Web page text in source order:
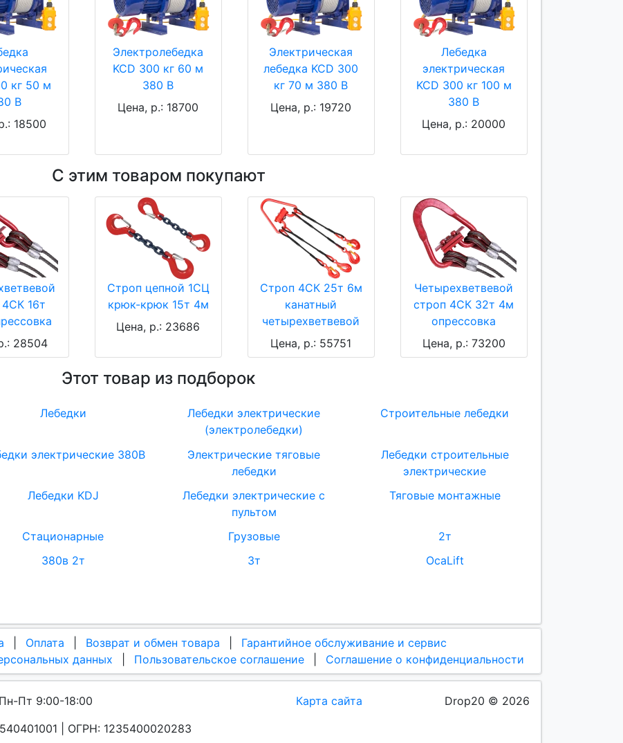
кг 50 м
В
18500
Электролебедка
KCD 300 кг 60 м
380 В
Цена, р.: 18700
Электрическая
лебедка KCD 300
кг 70 м 380 В
Цена, р.: 19720
Лебедка
электрическая
KCD 300 кг 100 м
380 В
Цена, р.: 20000
С этим товаром покупают
16т
28504
Строп цепной 1СЦ
крюк-крюк 15т 4м
Цена, р.: 23686
Строп 4СК 25т 6м
канатный
четырехветвевой
Цена, р.: 55751
Четырехветвевой
строп 4СК 32т 4м
опрессовка
Цена, р.: 73200
Этот товар из подборок
Лебедки
Лебедки электрические
(электролебедки)
Строительные лебедки
электрические 380В
Электрические тяговые
лебедки
Лебедки строительные
электрические
Лебедки KDJ
Лебедки электрические с
пультом
Тяговые монтажные
Стационарные Грузовые
2т
380в 2т 3т
OcaLift
Оплата Возврат и обмен товара
Гарантийное обслуживание и сервис
данных Пользовательское соглашение Соглашение о конфиденциальности
Пт 9:00-18:00
| ОГРН: 1235400020283
Карта сайта Drop20 © 2026